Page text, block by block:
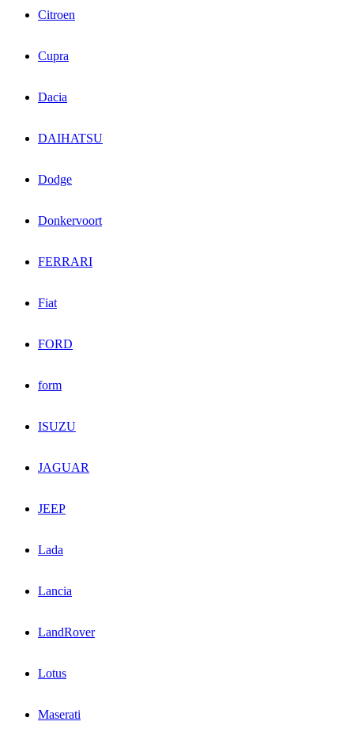
Citroen
Cupra
Dacia
DAIHATSU
Dodge
Donkervoort
FERRARI
Fiat
FORD
form
ISUZU
JAGUAR
JEEP
Lada
Lancia
LandRover
Lotus
Maserati